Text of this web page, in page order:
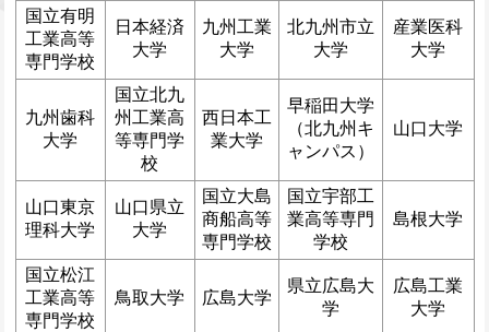
国立有明
工業高等
専門学校
日本経済
大学
九州工業
大学
北九州市立
大学
産業医科
大学
九州歯科
大学
国立北九
州工業高
等専門学
校
西日本工
業大学
早稲田大学
（北九州キ
ャンパス）
山口大学
山口東京
理科大学
山口県立
大学
国立大島
商船高等
専門学校
国立宇部工
業高等専門
学校
島根大学
国立松江
工業高等
専門学校
鳥取大学 広島大学
県立広島大
学
広島工業
大学